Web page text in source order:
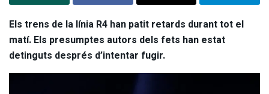
Els trens de la línia R4 han patit retards durant tot el
matí. Els presumptes autors dels fets han estat
detinguts després d’intentar fugir.